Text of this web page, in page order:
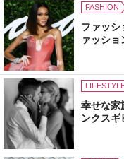
FASHION
ファッ
ァッシ
幸せな
ンクスギ